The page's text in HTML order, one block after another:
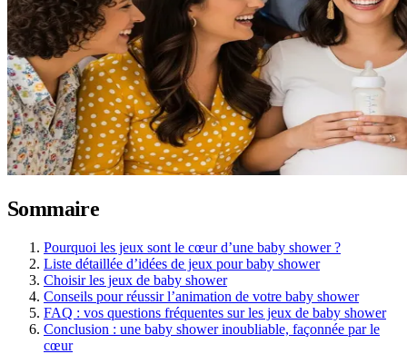
Sommaire
Pourquoi les jeux sont le cœur d’une baby shower ?
Liste détaillée d’idées de jeux pour baby shower
Choisir les jeux de baby shower
Conseils pour réussir l’animation de votre baby shower
FAQ : vos questions fréquentes sur les jeux de baby shower
Conclusion : une baby shower inoubliable, façonnée par le
cœur